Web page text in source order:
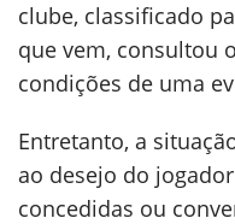
clube, classificado
que vem, consultou
condições de uma
Entretanto, a
ao desejo do
concedidas ou